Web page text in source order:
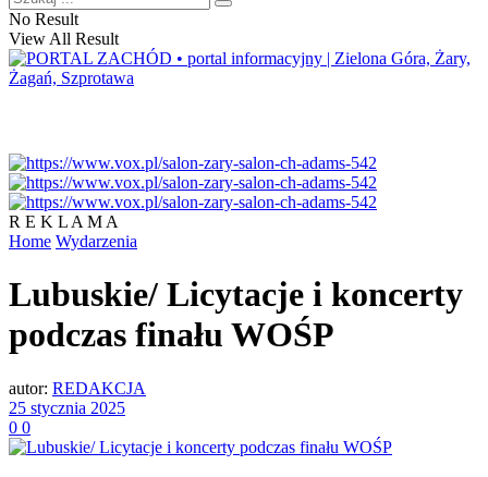
No Result
View All Result
R E K L A M A
Home Wydarzenia
Lubuskie/ Licytacje i koncerty
podczas finału WOŚP
autor: REDAKCJA
25 stycznia 2025
0 0